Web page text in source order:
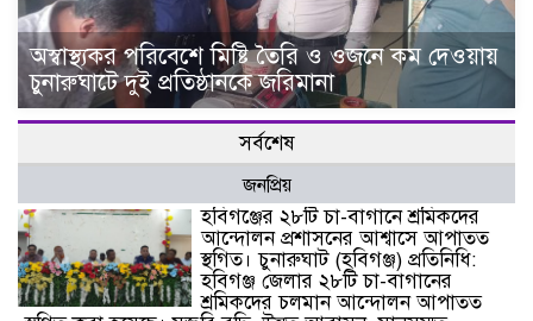
অস্বাস্থ্যকর পরিবেশে মিষ্টি তৈরি ও ওজনে কম দেওয়ায়
চুনারুঘাটে দুই প্রতিষ্ঠানকে জরিমানা
সর্বশেষ
জনপ্রিয়
হবিগঞ্জের ২৮টি চা-বাগানে শ্রমিকদের
আন্দোলন প্রশাসনের আশ্বাসে আপাতত
স্থগিত। চুনারুঘাট (হবিগঞ্জ) প্রতিনিধি:
হবিগঞ্জ জেলার ২৮টি চা-বাগানের
শ্রমিকদের চলমান আন্দোলন আপাতত